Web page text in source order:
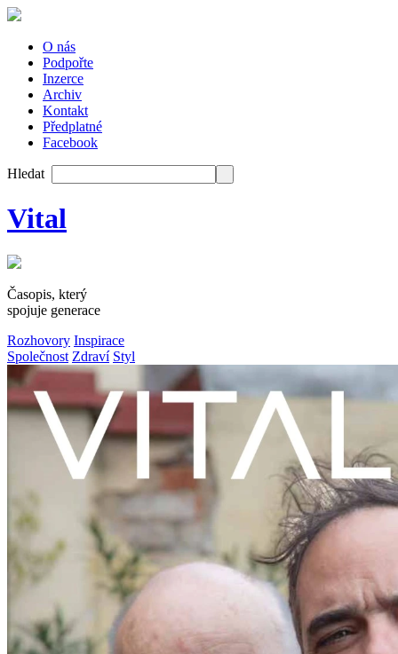
O nás
Podpořte
Inzerce
Archiv
Kontakt
Předplatné
Facebook
Hledat
Vital
Časopis, který
spojuje generace
Rozhovory Inspirace
Společnost Zdraví Styl